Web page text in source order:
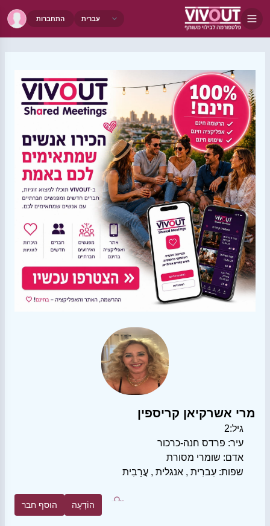
התחברות
מרי אשרקיאן קריספין
גיל:2
עיר: פרדס חנה-כרכור
אדם: שומרי מסורת
שפות: עִברִית , אנגלית , עֲרָבִית
הוסף חבר הוֹדָעָה